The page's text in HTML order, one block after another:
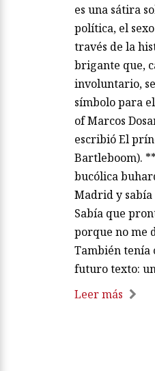
es una sátira
política, el
través de la
brigante que,
involuntario,
símbolo para
of Marcos
escribió El
Bartleboom).
bucólica
Madrid y sabía
Sabía que
porque no me
También tenía
futuro texto:
Leer más